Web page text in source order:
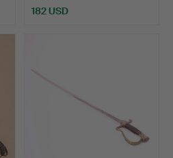
182 USD